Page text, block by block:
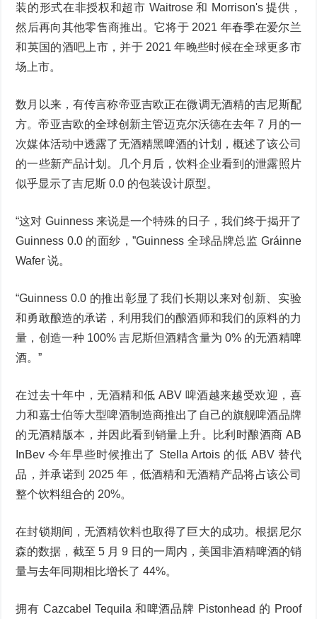
装的形式在非授权和超市 Waitrose 和 Morrison's 提供，
然后再向其他零售商推出。它将于 2021 年春季在爱尔兰
和英国的酒吧上市，并于 2021 年晚些时候在全球更多市
场上市。
数月以来，有传言称帝亚吉欧正在微调无酒精的吉尼斯配
方。帝亚吉欧的全球创新主管迈克尔沃德在去年 7 月的一
次媒体活动中透露了无酒精黑啤酒的计划，概述了该公司
的一些新产品计划。几个月后，饮料企业看到的泄露照片
似乎显示了吉尼斯 0.0 的包装设计原型。
“这对 Guinness 来说是一个特殊的日子，我们终于揭开了
Guinness 0.0 的面纱，”Guinness 全球品牌总监 Gráinne
Wafer 说。
“Guinness 0.0 的推出彰显了我们长期以来对创新、实验
和勇敢酿造的承诺，利用我们的酿酒师和我们的原料的力
量，创造一种 100% 吉尼斯但酒精含量为 0% 的无酒精啤
酒。”
在过去十年中，无酒精和低 ABV 啤酒越来越受欢迎，喜
力和嘉士伯等大型啤酒制造商推出了自己的旗舰啤酒品牌
的无酒精版本，并因此看到销量上升。比利时酿酒商 AB
InBev 今年早些时候推出了 Stella Artois 的低 ABV 替代
品，并承诺到 2025 年，低酒精和无酒精产品将占该公司
整个饮料组合的 20%。
在封锁期间，无酒精饮料也取得了巨大的成功。根据尼尔
森的数据，截至 5 月 9 日的一周内，美国非酒精啤酒的销
量与去年同期相比增长了 44%。
拥有 Cazcabel Tequila 和啤酒品牌 Pistonhead 的 Proof